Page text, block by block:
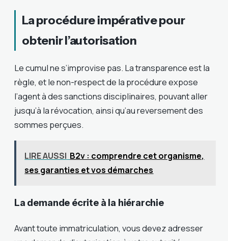
La procédure impérative pour
obtenir l’autorisation
Le cumul ne s’improvise pas. La transparence est la
règle, et le non-respect de la procédure expose
l’agent à des sanctions disciplinaires, pouvant aller
jusqu’à la révocation, ainsi qu’au reversement des
sommes perçues.
LIRE AUSSI B2v : comprendre cet organisme,
ses garanties et vos démarches
La demande écrite à la hiérarchie
Avant toute immatriculation, vous devez adresser